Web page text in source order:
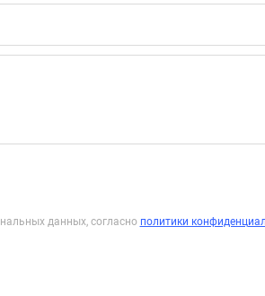
данных, согласно политики